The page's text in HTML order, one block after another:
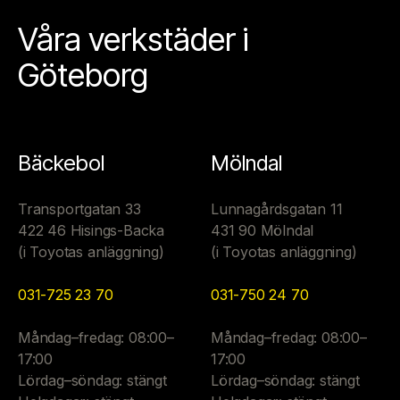
Våra verkstäder i
Göteborg
Bäckebol
Transportgatan 33
422 46 Hisings-Backa
(i Toyotas anläggning)
031-725 23 70
Måndag–fredag: 08:00–
17:00
Lördag–söndag: stängt
Mölndal
Lunnagårdsgatan 11
431 90 Mölndal
(i Toyotas anläggning)
031-750 24 70
Måndag–fredag: 08:00–
17:00
Lördag–söndag: stängt